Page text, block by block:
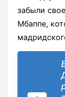
забыли
Мбаппе,